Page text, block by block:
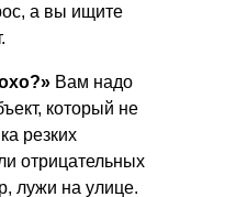
а вы ищите
Вам надо
который не
резких
отрицательных
лужи на улице.